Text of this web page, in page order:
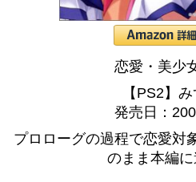
恋愛・美少
【PS2】
発売日：
プロローグの過程で恋愛対
のまま本編